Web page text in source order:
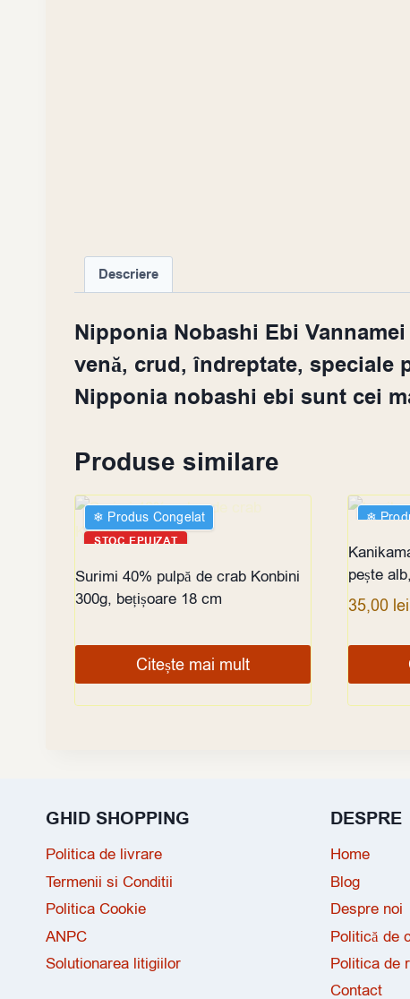
Descriere
Nipponia Nobashi Ebi
venă, crud, îndreptate, speciale
Nipponia nobashi ebi sunt cei
Produse similare
❄︎ Produs Congelat
STOC EPUIZAT
Surimi 40% pulpă de crab Konbini
300g, bețișoare 18 cm
Citește mai mult
❄︎
pește
35,00 lei
GHID SHOPPING
Politica de livrare
Termenii si Conditii
Politica Cookie
ANPC
Solutionarea litigiilor
DESPRE
Home
Blog
Despre noi
Politică de
Politica de
Contact